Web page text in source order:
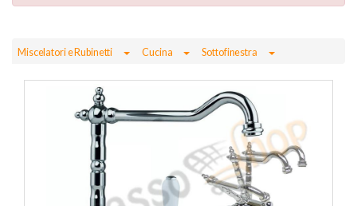
Miscelatori e Rubinetti Toggle Dropdown
Cucina Toggle Dropdown
Sottofinestra Toggle Dropdown